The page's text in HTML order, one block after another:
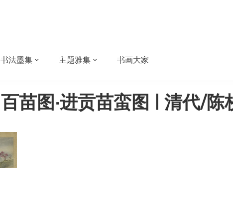
书法墨集 主题雅集 书画大家
百苗图·进贡苗蛮图 | 清代/陈